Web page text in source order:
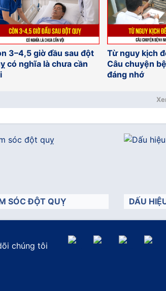
3–4,5 giờ đầu sau đột
có nghĩa là chưa cần
Từ nguy kịch
Câu chuyện
đáng nhớ
SÓC ĐỘT QUỴ DẤU
chúng tôi